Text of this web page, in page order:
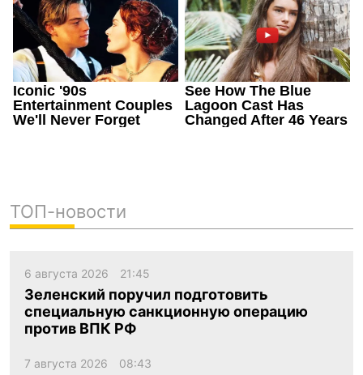
ТОП-новости
6 августа 2026 21:45
Зеленский поручил подготовить
специальную санкционную операцию
против ВПК РФ
7 августа 2026 08:43